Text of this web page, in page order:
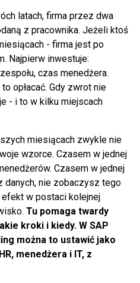
latach, firma przez dwa
z pracownika. Jeżeli ktoś
- firma jest po
Najpierw inwestuje:
czas menedżera.
opłacać. Gdy zwrot nie
- i to w kilku miejscach
miesiącach zwykle nie
wzorce. Czasem w jednej
Czasem w jednej
danych, nie zobaczysz tego
w postaci kolejnej
Tu pomaga twardy
kroki i kiedy. W SAP
można to ustawić jako
menedżera i IT, z